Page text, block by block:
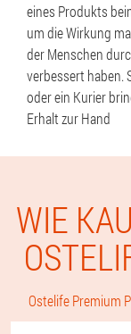
eines Produkts
um die Wirkung
der Menschen
verbessert haben.
oder ein Kurier
Erhalt zur Hand
WIE
Ostelife Premium